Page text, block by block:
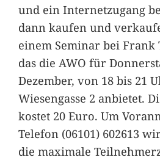
und ein Internetzugang
dann kaufen und
einem Seminar bei Frank
das die AWO für
Dezember, von 18 bis 21
Wiesengasse 2 anbietet.
kostet 20 Euro. Um
Telefon (06101) 602613
die maximale